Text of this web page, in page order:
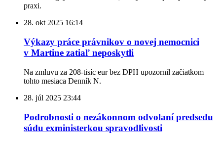
praxi.
28. okt 2025 16:14
Výkazy práce právnikov o novej nemocnici
v Martine zatiaľ neposkytli
Na zmluvu za 208-tisíc eur bez DPH upozornil začiatkom
tohto mesiaca Denník N.
28. júl 2025 23:44
Podrobnosti o nezákonnom odvolaní predsedu
súdu exministerkou spravodlivosti